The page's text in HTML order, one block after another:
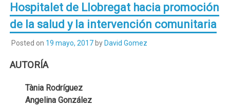
Hospitalet de Llobregat hacia promoción
de la salud y la intervención comunitaria
Posted on 19 mayo, 2017by David Gomez
AUTORÍA
Tània Rodríguez
Angelina González